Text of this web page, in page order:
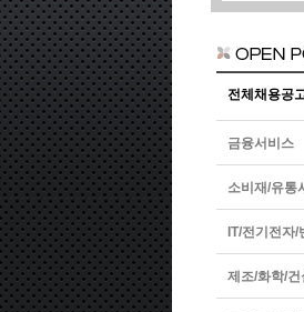
전체채용공
금융서비스
소비재/유통
IT/전기전자/
제조/화학/건